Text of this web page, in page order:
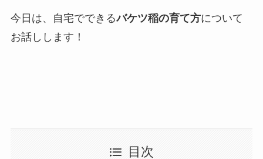
今日は、自宅でできるバケツ稲の育て方について
お話しします！
目次